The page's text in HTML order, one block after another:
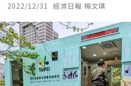
2022/12/31 經濟日報 楊文琪